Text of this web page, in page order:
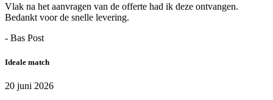
Vlak na het aanvragen van de offerte had ik deze ontvangen.
Bedankt voor de snelle levering.
- Bas Post
Ideale match
20 juni 2026